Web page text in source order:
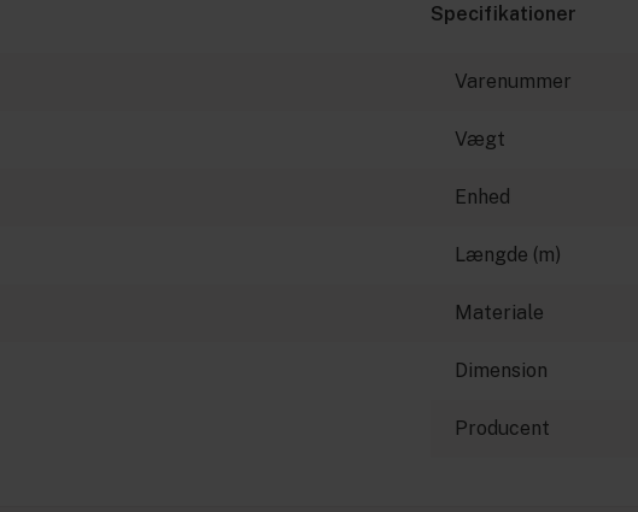
Specifikationer
Varenummer
Vægt
Enhed
Længde (m)
Materiale
Dimension
Producent